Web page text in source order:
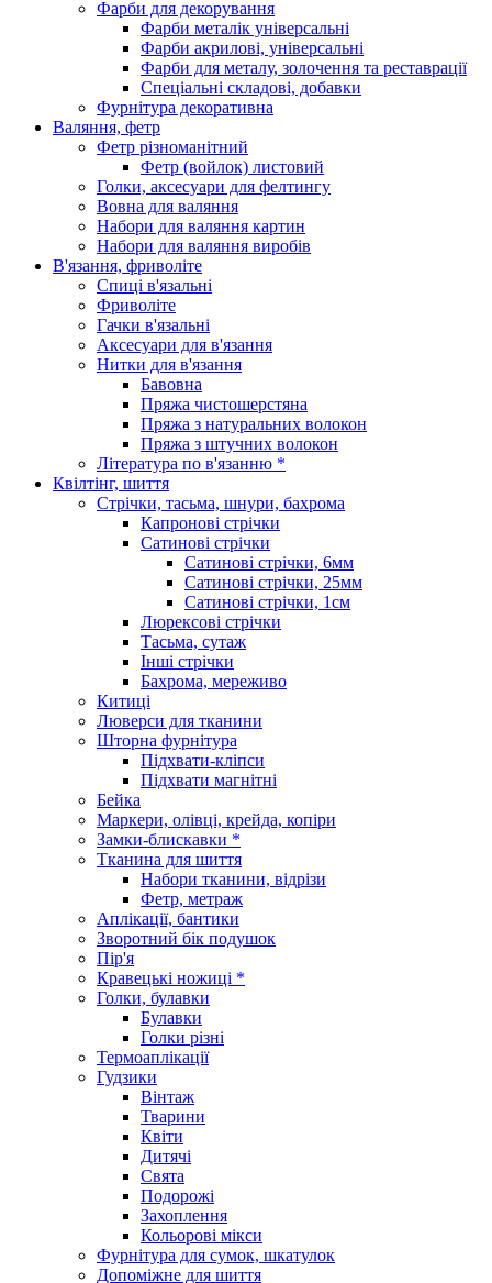
Фарби для декорування
Фарби металік універсальні
Фарби акрилові, універсальні
Фарби для металу, золочення та реставрації
Спеціальні складові, добавки
Фурнітура декоративна
Валяння, фетр
Фетр різноманітний
Фетр (войлок) листовий
Голки, аксесуари для фелтингу
Вовна для валяння
Набори для валяння картин
Набори для валяння виробів
В'язання, фриволіте
Спиці в'язальні
Фриволіте
Гачки в'язальні
Аксесуари для в'язання
Нитки для в'язання
Бавовна
Пряжа чистошерстяна
Пряжа з натуральних волокон
Пряжа з штучних волокон
Література по в'язанню *
Квілтінг, шиття
Стрічки, тасьма, шнури, бахрома
Капронові стрічки
Сатинові стрічки
Сатинові стрічки, 6мм
Сатинові стрічки, 25мм
Сатинові стрічки, 1см
Люрексові стрічки
Тасьма, сутаж
Інші стрічки
Бахрома, мереживо
Китиці
Люверси для тканини
Шторна фурнітура
Підхвати-кліпси
Підхвати магнітні
Бейка
Маркери, олівці, крейда, копіри
Замки-блискавки *
Тканина для шиття
Набори тканини, відрізи
Фетр, метраж
Аплікації, бантики
Зворотний бік подушок
Пір'я
Кравецькі ножиці *
Голки, булавки
Булавки
Голки різні
Термоаплікації
Гудзики
Вінтаж
Тварини
Квіти
Дитячі
Свята
Подорожі
Захоплення
Кольорові мікси
Фурнітура для сумок, шкатулок
Допоміжне для шиття